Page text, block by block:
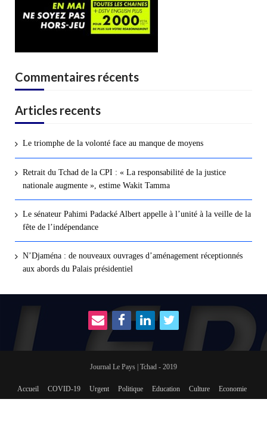
Commentaires récents
Articles recents
Le triomphe de la volonté face au manque de moyens
Retrait du Tchad de la CPI : « La responsabilité de la justice
nationale augmente », estime Wakit Tamma
Le sénateur Pahimi Padacké Albert appelle à l’unité à la veille de la
fête de l’indépendance
N’Djaména : de nouveaux ouvrages d’aménagement réceptionnés
aux abords du Palais présidentiel
Journal Le Pays | Tchad - 2019
Accueil COVID-19 Urgent Politique Education Culture Economie